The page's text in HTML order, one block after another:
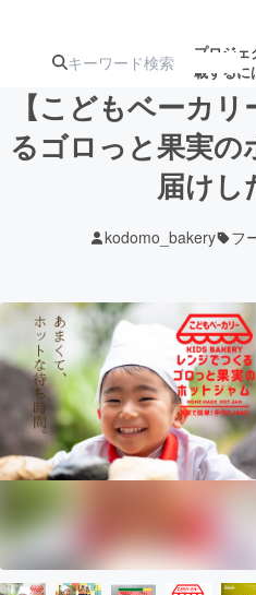
プロジェ
載するに
注目の新着プ
ジェクト
テクノロジー・ガジ
映像・映画
ビジネス・起業
まちづくり・地域活性
【こどもベーカ
るゴロっと果実
届けし
kodomo_bakery フ